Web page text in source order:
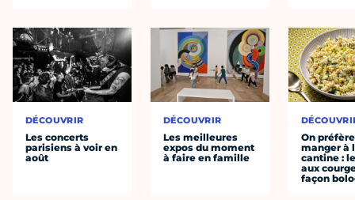
DÉCOUVRIR
Les concerts
parisiens à voir en
août
DÉCOUVRIR
Les meilleures
expos du moment
à faire en famille
On préfère
manger à
cantine :
aux
façon